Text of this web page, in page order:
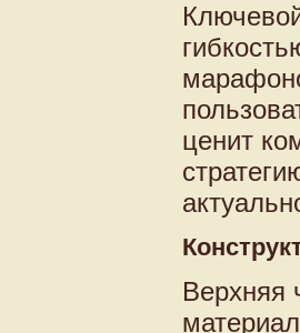
ценит
Верхняя